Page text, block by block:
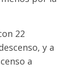
22
y a
a